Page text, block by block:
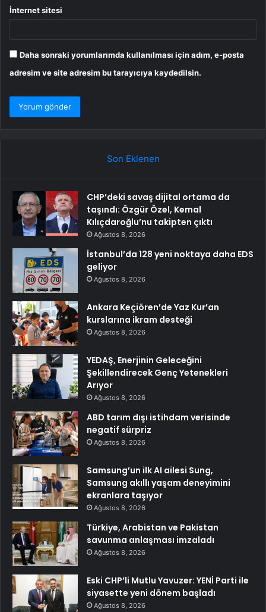
İnternet sitesi
Daha sonraki yorumlarımda kullanılması için adım, e-posta
adresim ve site adresim bu tarayıcıya kaydedilsin.
Son Eklenen
CHP’deki savaş dijital ortama da
taşındı: Özgür Özel, Kemal
Kılıçdaroğlu’nu takipten çıktı
Ağustos 8, 2026
İstanbul’da 128 yeni noktaya daha EDS
geliyor
Ağustos 8, 2026
Ankara Keçiören’de Yaz Kur’an
kurslarına ikram desteği
Ağustos 8, 2026
YEDAŞ, Enerjinin Geleceğini
Şekillendirecek Genç Yetenekleri
Arıyor
Ağustos 8, 2026
ABD tarım dışı istihdam verisinde
negatif sürpriz
Ağustos 8, 2026
Samsung’un ilk AI ailesi Sung,
Samsung akıllı yaşam deneyimini
ekranlara taşıyor
Ağustos 8, 2026
Türkiye, Arabistan ve Pakistan
savunma anlaşması imzaladı
Ağustos 8, 2026
Eski CHP’li Mutlu Yavuzer: YENİ Parti ile
siyasette yeni dönem başladı
Ağustos 8, 2026